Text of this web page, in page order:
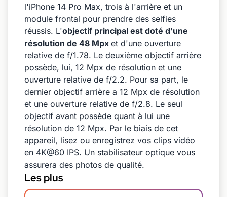
l'iPhone 14 Pro Max, trois à l'arrière et un
module frontal pour prendre des selfies
réussis. L'objectif principal est doté d'une
résolution de 48 Mpx et d'une ouverture
relative de f/1.78. Le deuxième objectif arrière
possède, lui, 12 Mpx de résolution et une
ouverture relative de f/2.2. Pour sa part, le
dernier objectif arrière a 12 Mpx de résolution
et une ouverture relative de f/2.8. Le seul
objectif avant possède quant à lui une
résolution de 12 Mpx. Par le biais de cet
appareil, lisez ou enregistrez vos clips vidéo
en 4K@60 IPS. Un stabilisateur optique vous
assurera des photos de qualité.
Les plus